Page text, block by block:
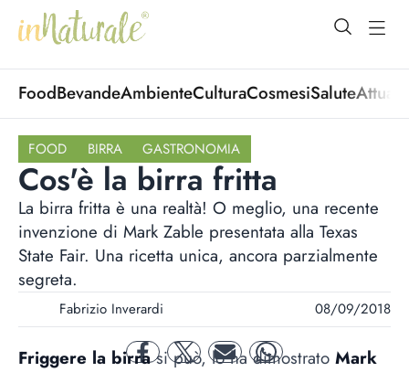
open
FoodBevandeAmbienteCulturaCosmesiSalute
FOOD BIRRA GASTRONOMIA
Cos'è la birra fritta
La birra fritta è una realtà! O meglio, una recente
invenzione di Mark Zable presentata alla Texas
State Fair. Una ricetta unica, ancora parzialmente
segreta.
Fabrizio Inverardi 08/09/2018
facebooktwitter mail whatsapp
Friggere la birrasi può, lo ha dimostrato Mark